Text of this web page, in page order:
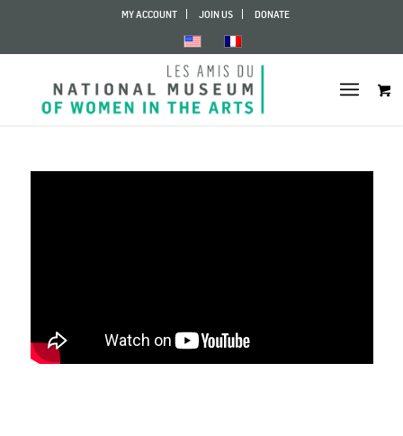
MY ACCOUNT JOIN US DONATE